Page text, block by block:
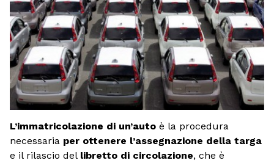
L’immatricolazione di un’auto è la procedura
necessaria per ottenere l’assegnazione della targa
e il rilascio del libretto di circolazione, che è